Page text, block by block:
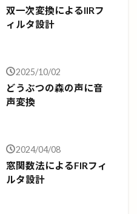
双一次変換によるIIRフ
ィルタ設計
2025/10/02
どうぶつの森の声に音
声変換
2024/04/08
窓関数法によるFIRフィ
ルタ設計